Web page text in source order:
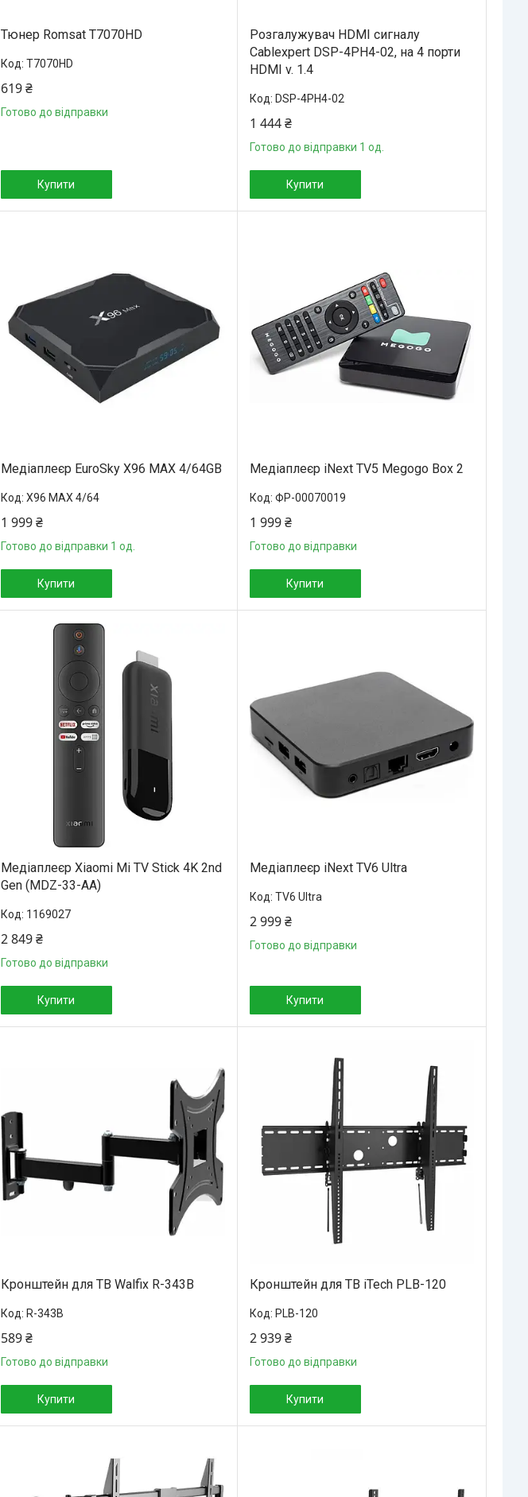
Тюнер Romsat T7070HD
T7070HD
619 ₴
Готово до відправки
Купити
Розгалужувач HDMI сигналу
Cablexpert DSP-4PH4-02, на 4 порти
HDMI v. 1.4
DSP-4PH4-02
1 444 ₴
Готово до відправки 1 од.
Купити
Медіаплеєр EuroSky X96 MAX 4/64GB
X96 MAX 4/64
1 999 ₴
Готово до відправки 1 од.
Купити
Медіаплеєр iNext TV5 Megogo Box 2
ФР-00070019
1 999 ₴
Готово до відправки
Купити
Медіаплеєр Xiaomi Mi TV Stick 4K 2nd
Gen (MDZ-33-AA)
1169027
2 849 ₴
Готово до відправки
Купити
Медіаплеєр iNext TV6 Ultra
TV6 Ultra
2 999 ₴
Готово до відправки
Купити
Кронштейн для ТВ Walfix R-343B
R-343B
589 ₴
Готово до відправки
Купити
Кронштейн для ТВ iTech PLB-120
PLB-120
2 939 ₴
Готово до відправки
Купити